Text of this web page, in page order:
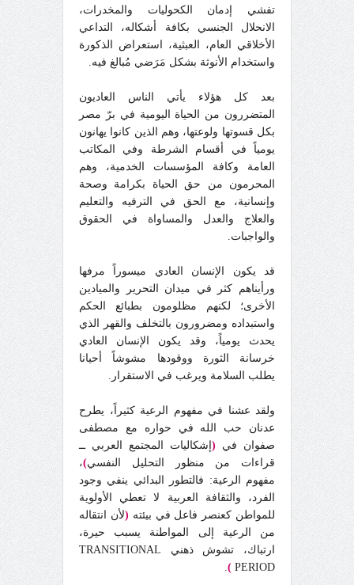
تفشي إدمان الكحوليات والمخدرات،
الانحلال الجنسي بكافة أشكاله، التداعي
الأخلاقي العام، العبثية، استعراض الذكورة
واستخدام الأنوثة بشكل مَرَضي مُبالغ فيه.
بعد كل هؤلاء يأتي الناس العاديون
المتضررون من الحياة اليومية في برّ مصر
بكل قسوتها ولوعتها، وهم الذين كانوا يهانون
يومياً في أقسام الشرطة وفي المكاتب
العامة وكافة المؤسسات الخدمية، وهم
المحرمون من حق الحياة بكرامة وصحة
وإنسانية، مع الحق في الترفيه والتعليم
والعلاج والعدل والمساواة في الحقوق
والواجبات.
قد يكون الإنسان العادي ميسوراً مرفها
ورأيناهم كثر في ميدان التحرير والميادين
الأخرى؛ لكنهم مظلومون بطبائع الحكم
واستبداده ومضرورون بالتخلف والقهر الذي
يحدث يومياً، وقد يكون الإنسان العادي
خرسانة الثورة ووقودها مشوشاً أحيانا
يطلب السلامة ويرغب في الاستقرار.
ولقد عشنا في مفهوم الرعية كثيراً، يطرح
عدنان حب الله في حواره مع مصطفى
صفوان في ( إشكاليات المجتمع العربي ــ
قراءات من منظور التحليل النفسي)،
مفهوم الرعية: فالتطور البدائي ينفي وجود
الفرد، والثقافة العربية لا تعطي الأولوية
للمواطن كعنصر فاعل في بيئته (لأن انتقاله
من الرعية إلى المواطنة يسبب حيرة،
ارتباك، تشوش ذهني TRANSITIONAL
PERIOD
)
.